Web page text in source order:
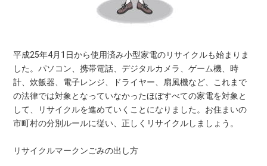
平成25年4月1日から使用済み小型家電のリサイクルも始まりま
した。パソコン、携帯電話、デジタルカメラ、ゲーム機、時
計、炊飯器、電子レンジ、ドライヤー、扇風機など、これまで
の法律では対象となっていなかったほぼすべての家電を対象と
して、リサイクルを進めていくことになりました。お住まいの
市町村の分別ルールに従い、正しくリサイクルしましょう。
リサイクルマークンごみの出し方